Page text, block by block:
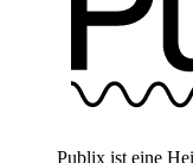
Publix ist eine